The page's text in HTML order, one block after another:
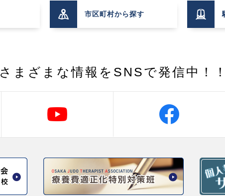
市区町村から探す
さまざまな情報を SNSで発信中！